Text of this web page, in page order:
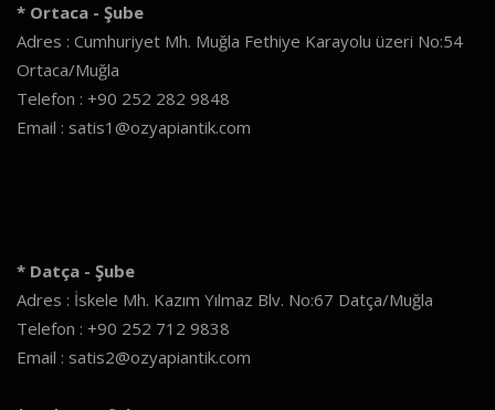
* Ortaca - Şube
Adres : Cumhuriyet Mh. Muğla Fethiye Karayolu üzeri No:54
Ortaca/Muğla
Telefon : +90 252 282 9848
Email : satis1@ozyapiantik.com
* Datça - Şube
Adres : İskele Mh. Kazım Yılmaz Blv. No:67 Datça/Muğla
Telefon : +90 252 712 9838
Email : satis2@ozyapiantik.com